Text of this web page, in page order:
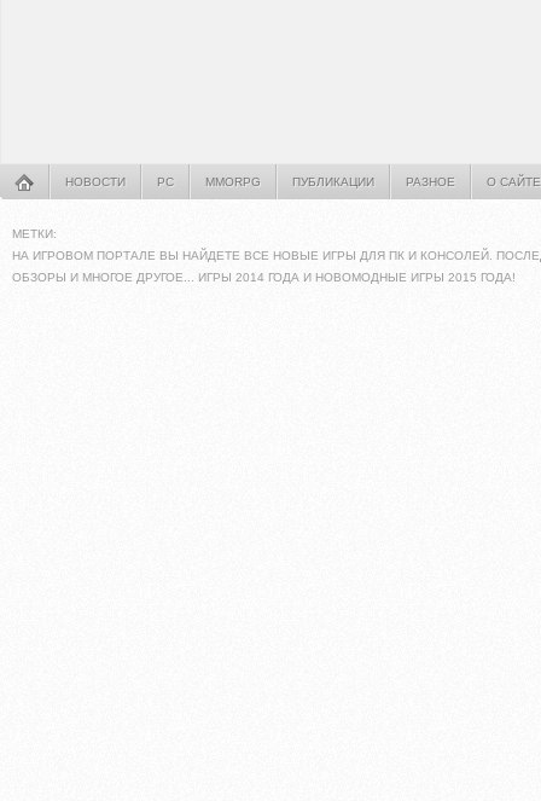
НОВОСТИ PC MMORPG ПУБЛИКАЦИИ РАЗНОЕ О САЙТЕ
МЕТКИ:
НА ИГРОВОМ ПОРТАЛЕ ВЫ НАЙДЕТЕ ВСЕ НОВЫЕ ИГРЫ ДЛЯ ПК И КОНСОЛЕЙ.
ОБЗОРЫ И МНОГОЕ ДРУГОЕ... ИГРЫ 2014 ГОДА И НОВОМОДНЫЕ ИГРЫ 2015 ГОДА!